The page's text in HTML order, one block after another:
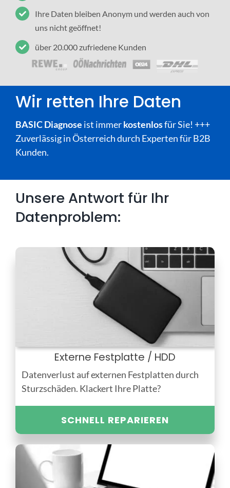
Ihre Daten bleiben Anonym und werden auch von
uns nicht geöffnet!
über 20.000 zufriedene Kunden
Wir retten Ihre Daten
BASIC Diagnose ist immerkostenlosfür Sie! +++
Zuverlässig in Österreich durch Experten für B2B
Kunden.
Unsere Antwort für Ihr
Datenproblem:
Externe Festplatte / HDD
Datenverlust auf externen Festplatten durch
Sturzschäden. Klackert Ihre Platte?
SCHNELL REPARIEREN